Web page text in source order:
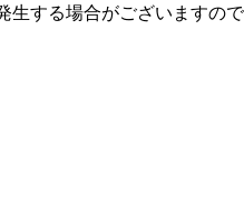
生する場合がございますの